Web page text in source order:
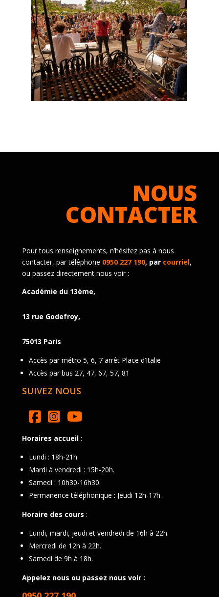
NOUS
CONTACTER
Pour tous renseignements, n’hésitez pas à nous
contacter, par téléphone 0950 227 190, par courriel,
ou passez directement nous voir :
Académie du 13ème,
13 rue Godefroy,
75013 Paris
Accès par métro 5, 6, 7 arrêt Place d’Italie
Accès par bus 27, 47, 67, 57, 81
SUIVEZ NOUS
Horaires accueil:
Lundi : 18h-21h.
Mardi à vendredi : 15h-20h.
Samedi : 10h30-16h30.
Permanence téléphonique : Jeudi 12h-17h.
Horaire des cours :
Lundi, mardi, jeudi et vendredi de 16h à 22h.
Mercredi de 12h à 22h.
Samedi de 9h à 18h.
Appelez nous ou passez nous voir :